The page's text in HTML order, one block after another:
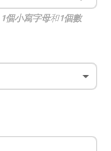
1個小寫字母和1個數